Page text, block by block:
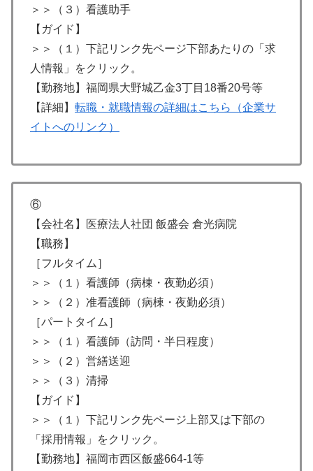
＞＞（３）看護助手
【ガイド】
＞＞（１）下記リンク先ページ下部あたりの「求
人情報」をクリック。
【勤務地】福岡県大野城乙金3丁目18番20号等
【詳細】 転職・就職情報の詳細はこちら（企業サ
イトへのリンク）
⑥
【会社名】医療法人社団 飯盛会 倉光病院
【職務】
［フルタイム］
＞＞（１）看護師（病棟・夜勤必須）
＞＞（２）准看護師（病棟・夜勤必須）
［パートタイム］
＞＞（１）看護師（訪問・半日程度）
＞＞（２）営繕送迎
＞＞（３）清掃
【ガイド】
＞＞（１）下記リンク先ページ上部又は下部の
「採用情報」をクリック。
【勤務地】福岡市西区飯盛664-1等